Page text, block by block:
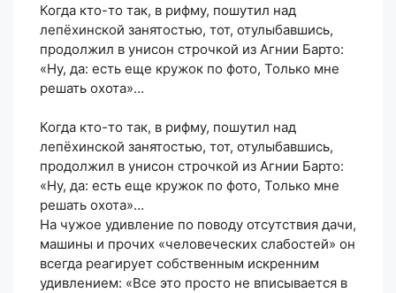
Когда кто-то так, в рифму, пошутил над
лепёхинской занятостью, тот, отулыбавшись,
продолжил в унисон строчкой из Агнии Барто:
«Ну, да: есть еще кружок по фото, Только мне
решать охота»…
Когда кто-то так, в рифму, пошутил над
лепёхинской занятостью, тот, отулыбавшись,
продолжил в унисон строчкой из Агнии Барто:
«Ну, да: есть еще кружок по фото, Только мне
решать охота»…
На чужое удивление по поводу отсутствия дачи,
машины и прочих «человеческих слабостей» он
всегда реагирует собственным искренним
удивлением: «Все это просто не вписывается в